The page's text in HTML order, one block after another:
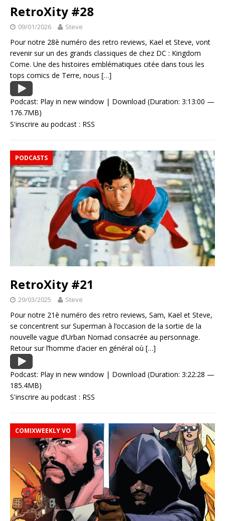
RetroXity #28
09/01/2026 Steve
Pour notre 28è numéro des retro reviews, Kael et Steve, vont
revenir sur un des grands classiques de chez DC : Kingdom
Come. Une des histoires emblématiques citée dans tous les
tops comics de Terre, nous […]
Podcast: Play in new window | Download (Duration: 3:13:00 —
176.7MB)
S'inscrire au podcast : RSS
PODCASTS
RetroXity #21
29/03/2025 Steve
Pour notre 21è numéro des retro reviews, Sam, Kael et Steve,
se concentrent sur Superman à l’occasion de la sortie de la
nouvelle vague d’Urban Nomad consacrée au personnage.
Retour sur l’homme d’acier en général où […]
Podcast: Play in new window | Download (Duration: 3:22:28 —
185.4MB)
S'inscrire au podcast : RSS
COMIXWEEKLY VO